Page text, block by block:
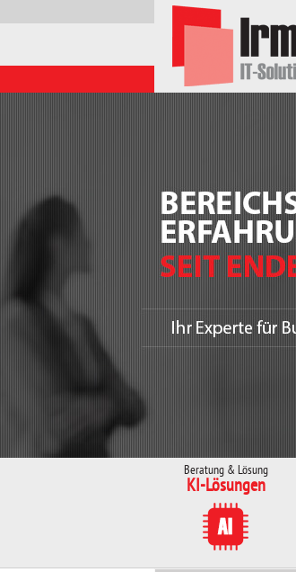
Beratung & Lösung
KI-Lösungen